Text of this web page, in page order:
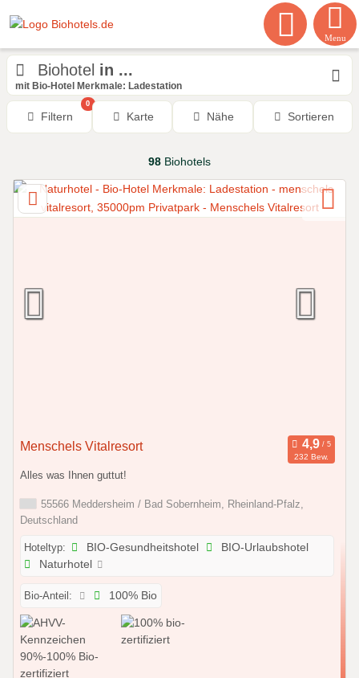
Menu
Biohotel in ...
mit Bio-Hotel Merkmale: Ladestation
Filtern
0
Karte Nähe Sortieren
98 Biohotels
Menschels Vitalresort
232 Bew.
Alles was Ihnen guttut!
55566 Meddersheim / Bad Sobernheim, Rheinland-Pfalz,
Deutschland
Hoteltyp: BIO-Gesundheitshotel
BIO-Urlaubshotel
Naturhotel
Bio-Anteil: 100% Bio